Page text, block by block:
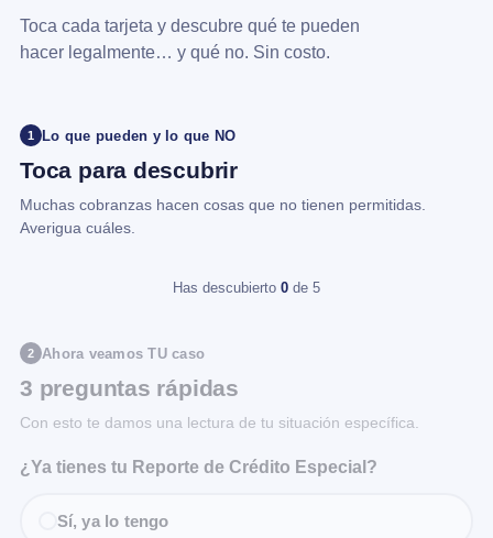
Toca cada tarjeta y descubre qué te pueden
hacer legalmente… y qué no. Sin costo.
1 Lo que pueden y lo que NO
Toca para descubrir
Muchas cobranzas hacen cosas que no tienen permitidas.
Averigua cuáles.
Has descubierto 0 de 5
2 Ahora veamos TU caso
3 preguntas rápidas
Con esto te damos una lectura de tu situación específica.
¿Ya tienes tu Reporte de Crédito Especial?
Sí, ya lo tengo